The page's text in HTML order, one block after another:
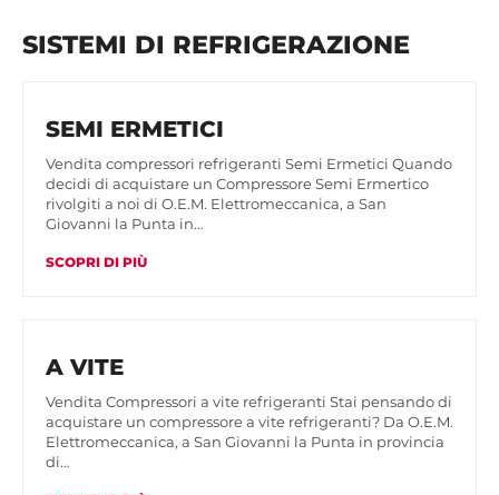
SISTEMI DI REFRIGERAZIONE
SEMI ERMETICI
Vendita compressori refrigeranti Semi Ermetici Quando
decidi di acquistare un Compressore Semi Ermertico
rivolgiti a noi di O.E.M. Elettromeccanica, a San
Giovanni la Punta in…
SCOPRI DI PIÙ
A VITE
Vendita Compressori a vite refrigeranti Stai pensando di
acquistare un compressore a vite refrigeranti? Da O.E.M.
Elettromeccanica, a San Giovanni la Punta in provincia
di…